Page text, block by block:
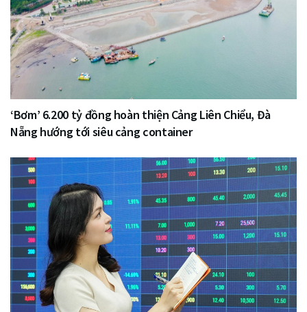
‘Bơm’ 6.200 tỷ đồng hoàn thiện Cảng Liên Chiểu, Đà
Nẵng hướng tới siêu cảng container